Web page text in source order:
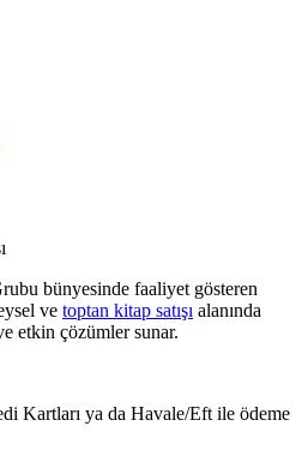
bünyesinde faaliyet gösteren
ve toptan kitap satışı alanında
etkin çözümler sunar.
Kartları ya da Havale/Eft ile ödeme